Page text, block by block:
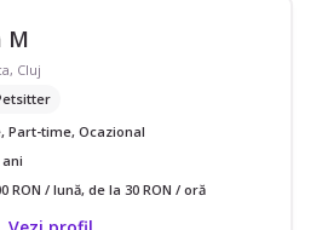
M
Cluj
Part-time, Ocazional
ani
RON / lună, de la 30 RON / oră